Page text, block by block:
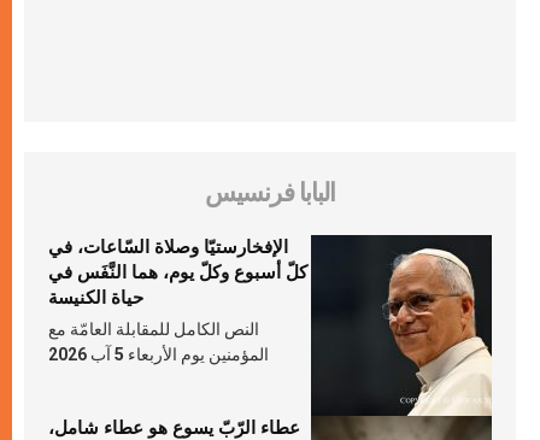
البابا فرنسيس
الإفخارستيّا وصلاة السّاعات، في
كلّ أسبوع وكلّ يوم، هما النَّفَس في
حياة الكنيسة
النص الكامل للمقابلة العامّة مع
المؤمنين يوم الأربعاء 5 آب 2026
عطاء الرّبّ يسوع هو عطاء شامل،